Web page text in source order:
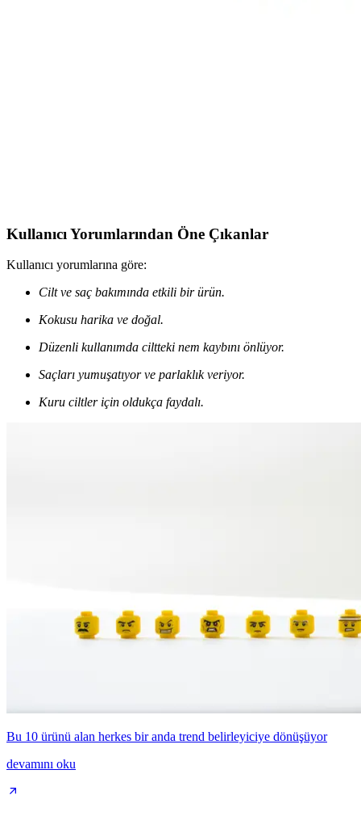
Kullanıcı Yorumlarından Öne Çıkanlar
Kullanıcı yorumlarına göre:
Cilt ve saç bakımında etkili bir ürün.
Kokusu harika ve doğal.
Düzenli kullanımda ciltteki nem kaybını önlüyor.
Saçları yumuşatıyor ve parlaklık veriyor.
Kuru ciltler için oldukça faydalı.
Bu 10 ürünü alan herkes bir anda trend belirleyiciye dönüşüyor
devamını oku